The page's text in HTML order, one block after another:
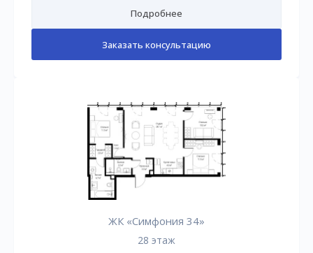
Подробнее
Заказать консультацию
ЖК «Симфония 34»
28 этаж